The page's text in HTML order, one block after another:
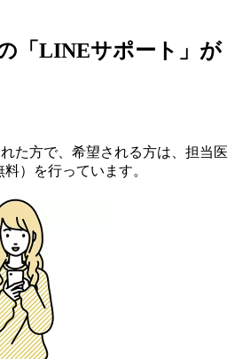
「LINEサポート」が
た方で、希望される方は、担当医
料） を行っています。